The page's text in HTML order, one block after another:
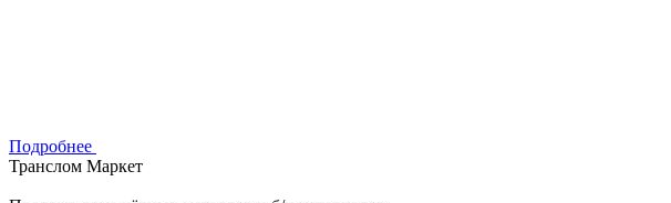
Подробнее
Транслом Маркет